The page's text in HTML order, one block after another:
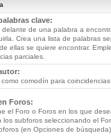
clave:
delante de una palabra a
Crea una lista de palabras
ellas se quiere encontrar.
parciales.
comodín para coincidencias
Foros:
el Foro o Foros en los que
los subforos seleccionando el
(en Opciones de búsqueda).